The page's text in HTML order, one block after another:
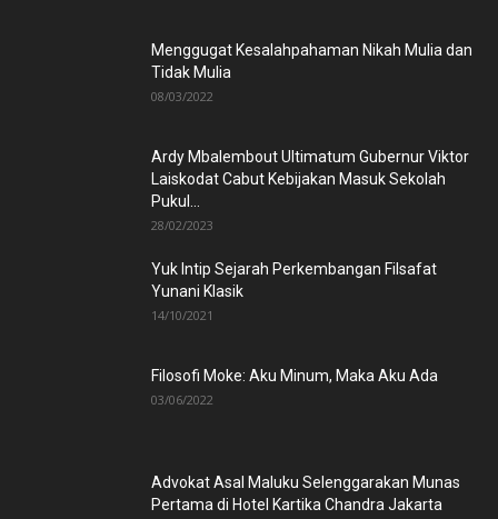
Menggugat Kesalahpahaman Nikah Mulia dan
Tidak Mulia
08/03/2022
Ardy Mbalembout Ultimatum Gubernur Viktor
Laiskodat Cabut Kebijakan Masuk Sekolah
Pukul...
28/02/2023
Yuk Intip Sejarah Perkembangan Filsafat
Yunani Klasik
14/10/2021
Filosofi Moke: Aku Minum, Maka Aku Ada
03/06/2022
Advokat Asal Maluku Selenggarakan Munas
Pertama di Hotel Kartika Chandra Jakarta